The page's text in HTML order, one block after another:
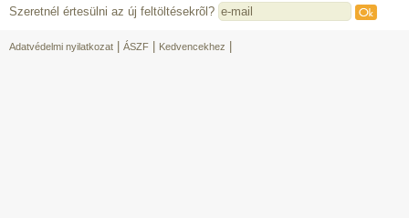
Szeretnél értesülni az új feltöltésekrõl?
Adatvédelmi nyilatkozat ÁSZF Kedvencekhez